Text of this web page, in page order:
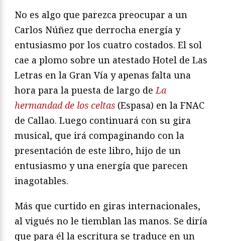
No es algo que parezca preocupar a un
Carlos Núñez que derrocha energía y
entusiasmo por los cuatro costados. El sol
cae a plomo sobre un atestado Hotel de Las
Letras en la Gran Vía y apenas falta una
hora para la puesta de largo de La
hermandad de los celtas (Espasa) en la FNAC
de Callao. Luego continuará con su gira
musical, que irá compaginando con la
presentación de este libro, hijo de un
entusiasmo y una energía que parecen
inagotables.
Más que curtido en giras internacionales,
al vigués no le tiemblan las manos. Se diría
que para él la escritura se traduce en un